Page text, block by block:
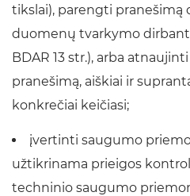
tikslai), parengti pranešimą
duomenų tvarkymo
BDAR 13 str.), arba
pranešimą, aiškiai ir
konkrečiai keičiasi;
įvertinti saugumo
užtikrinama prieigos
techninio saugumo